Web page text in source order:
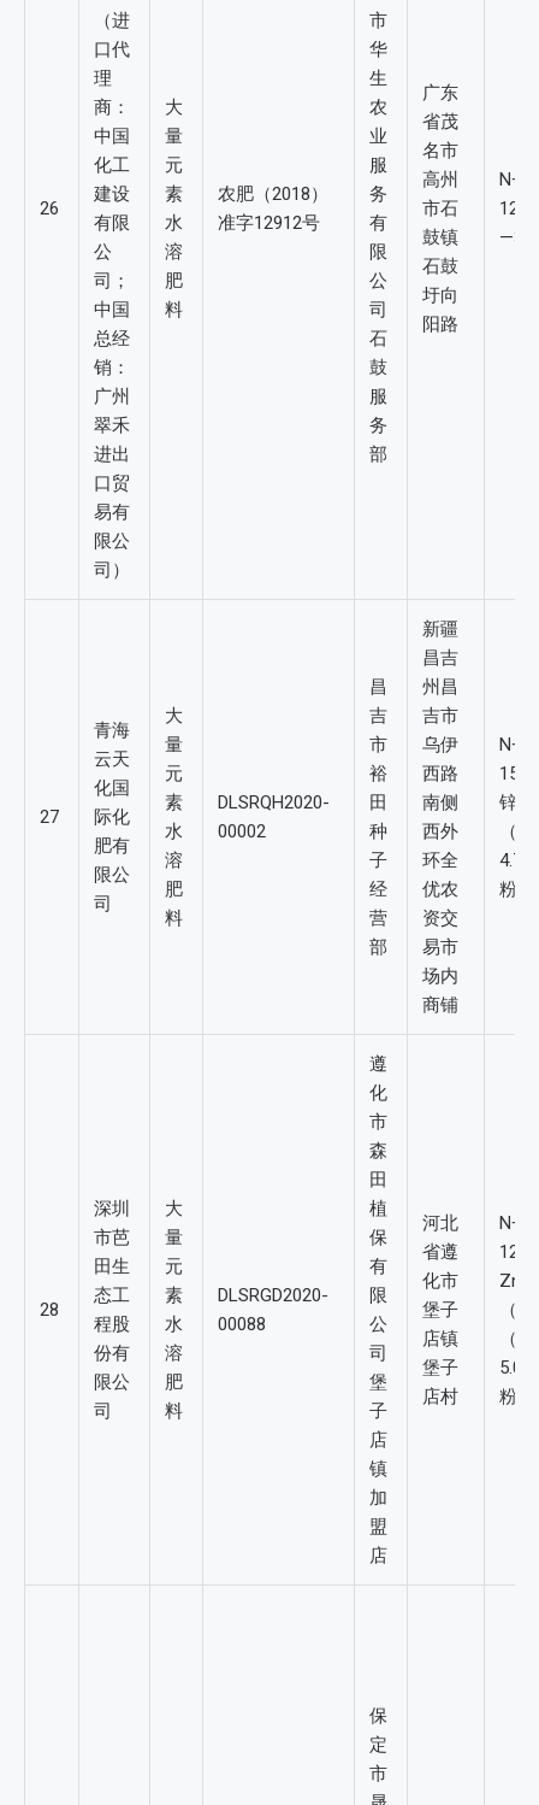
26
（进
口代
理
商：
中国
化工
建设
有限
公
司；
中国
总经
销：
广州
翠禾
进出
口贸
易有
限公
司）
大
量
元
素
水
溶
肥
料
农肥（2018）
准字12912号
市
华
生
农
业
服
务
有
限
公
司
石
鼓
服
务
部
广东
省茂
名市
高州
市石
鼓镇
石鼓
圩向
阳路
12-
27
青海
云天
化国
际化
肥有
限公
司
大
量
元
素
水
溶
肥
料
DLSRQH2020-
00002
昌
吉
市
裕
田
种
子
经
营
部
新疆
昌吉
州昌
吉市
乌伊
西路
南侧
西外
环全
优农
资交
易市
场内
商铺
15-
锌（
（
4.7
粉剂
28
深圳
市芭
田生
态工
程股
份有
限公
司
大
量
元
素
水
溶
肥
料
DLSRGD2020-
00088
遵
化
市
森
田
植
保
有
限
公
司
堡
子
店
镇
加
盟
店
河北
省遵
化市
堡子
店镇
堡子
店村
12-
（
（
5.0
粉剂
保
定
市